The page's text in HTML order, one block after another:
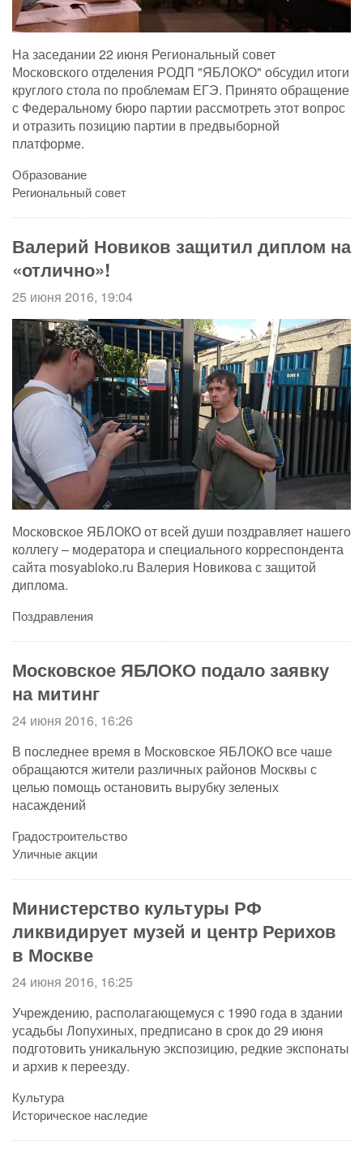
На заседании 22 июня Региональный совет
Московского отделения РОДП "ЯБЛОКО" обсудил итоги
круглого стола по проблемам ЕГЭ. Принято обращение
с Федеральному бюро партии рассмотреть этот вопрос
и отразить позицию партии в предвыборной
платформе.
Образование
Региональный совет
Валерий Новиков защитил диплом на
«отлично»!
25 июня 2016, 19:04
Московское ЯБЛОКО от всей души поздравляет нашего
коллегу – модератора и специального корреспондента
сайта mosyabloko.ru Валерия Новикова с защитой
диплома.
Поздравления
Московское ЯБЛОКО подало заявку
на митинг
24 июня 2016, 16:26
В последнее время в Московское ЯБЛОКО все чаше
обращаются жители различных районов Москвы с
целью помощь остановить вырубку зеленых
насаждений
Градостроительство
Уличные акции
Министерство культуры РФ
ликвидирует музей и центр Рерихов
в Москве
24 июня 2016, 16:25
Учреждению, располагающемуся с 1990 года в здании
усадьбы Лопухиных, предписано в срок до 29 июня
подготовить уникальную экспозицию, редкие экспонаты
и архив к переезду.
Культура
Историческое наследие